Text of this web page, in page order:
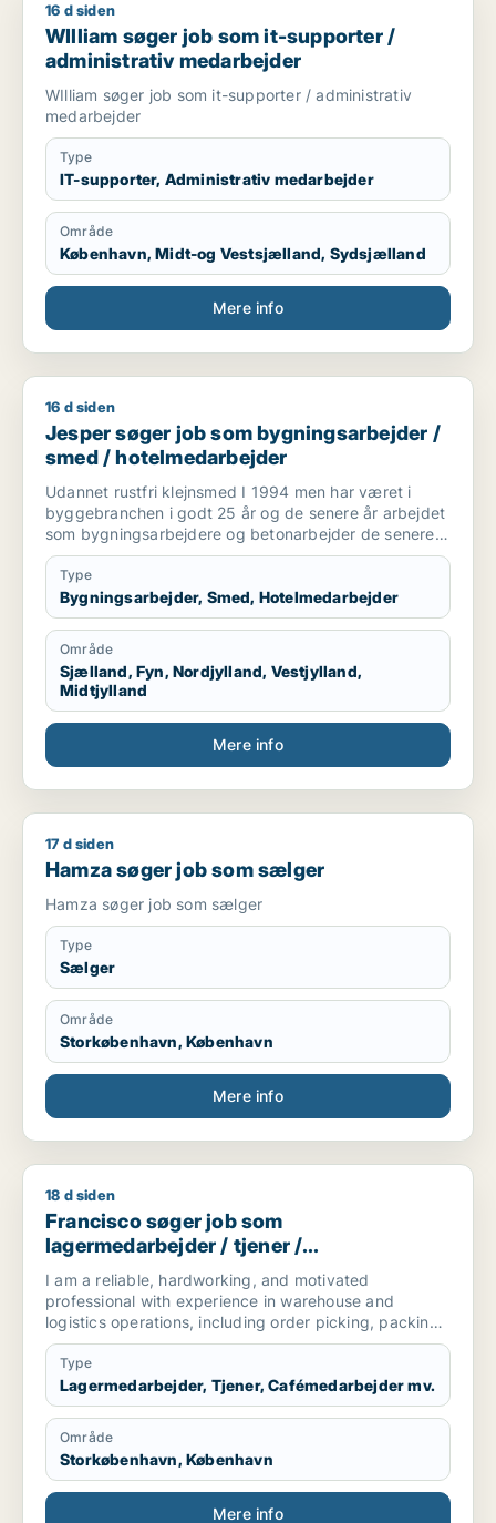
WIlliam søger job som it-supporter / administrativ
16 d siden
WIlliam søger job som it-supporter /
administrativ medarbejder
WIlliam søger job som it-supporter / administrativ
medarbejder
Type
IT-supporter, Administrativ medarbejder
Område
København, Midt-og Vestsjælland, Sydsjælland
Mere info
Jesper søger job som bygningsarbejder / smed /
16 d siden
Jesper søger job som bygningsarbejder /
smed / hotelmedarbejder
Udannet rustfri klejnsmed I 1994 men har været i
byggebranchen i godt 25 år og de senere år arbejdet
som bygningsarbejdere og betonarbejder de senere
år som kranfører som jeg er pt.
Type
Bygningsarbejder, Smed, Hotelmedarbejder
Område
Sjælland, Fyn, Nordjylland, Vestjylland,
Midtjylland
Mere info
Hamza søger job som sælger
17 d siden
Hamza søger job som sælger
Hamza søger job som sælger
Type
Sælger
Område
Storkøbenhavn, København
Mere info
Francisco søger job som lagermedarbejder / tjener /
18 d siden
Francisco søger job som
lagermedarbejder / tjener /
cafémedarbejder / hotelmedarbejder
I am a reliable, hardworking, and motivated
professional with experience in warehouse and
logistics operations, including order picking, packing,
receiving goods, inventory control, quality checks,
and preparing shipments. I enjoy working in fast-
paced environments and take pride in being efficient,
organized, and detail-oriented. I work well both
independently and as part of a team, always
maintaining a strong focus on safety, quality, and
meeting deadlines.
I have worked through Randstad at DSV, where I
Type
Lagermedarbejder, Tjener, Cafémedarbejder mv.
Område
Storkøbenhavn, København
Mere info